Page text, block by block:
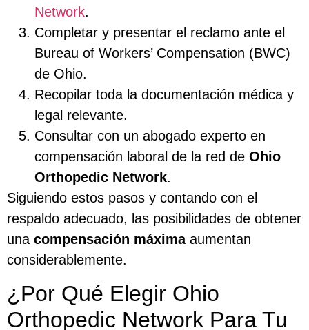
Network.
Completar y presentar el reclamo ante el
Bureau of Workers’ Compensation (BWC)
de Ohio.
Recopilar toda la documentación médica y
legal relevante.
Consultar con un abogado experto en
compensación laboral de la red de Ohio
Orthopedic Network.
Siguiendo estos pasos y contando con el
respaldo adecuado, las posibilidades de obtener
una compensación máximaaumentan
considerablemente.
¿Por Qué Elegir Ohio
Orthopedic Network Para Tu